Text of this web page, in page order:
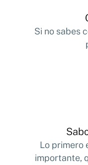
Si no sabes
Lo primero
importante,